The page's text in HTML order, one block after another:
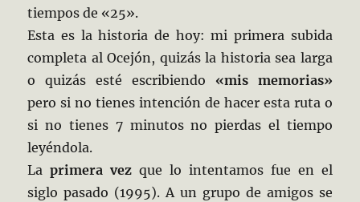
tiempos de «25».
Esta es la historia de hoy: mi primera subida
completa al Ocejón, quizás la historia sea larga
o quizás esté escribiendo «mis memorias»
pero si no tienes intención de hacer esta ruta o
si no tienes 7 minutos no pierdas el tiempo
leyéndola.
Laprimera vez que lo intentamos fue en el
siglo pasado (1995). A un grupo de amigos se